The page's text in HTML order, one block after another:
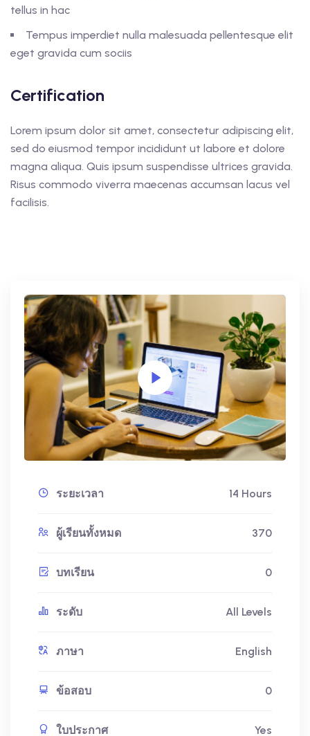
tellus in hac
Tempus imperdiet nulla malesuada pellentesque elit
eget gravida cum sociis
Certification
Lorem ipsum dolor sit amet, consectetur adipiscing elit,
sed do eiusmod tempor incididunt ut labore et dolore
magna aliqua. Quis ipsum suspendisse ultrices gravida.
Risus commodo viverra maecenas accumsan lacus vel
facilisis.
ระยะเวลา 14 Hours
ผู้เรียนทั้งหมด 370
บทเรียน 0
ระดับ All Levels
ภาษา English
ข้อสอบ 0
ใบประกาศ Yes